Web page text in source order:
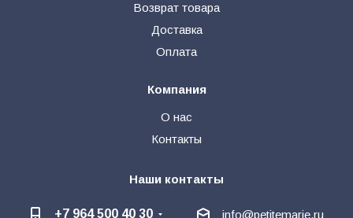
Возврат товара
Доставка
Оплата
Компания
О нас
Контакты
Наши контакты
+7 964 500 40 30 info@petitemarie.ru